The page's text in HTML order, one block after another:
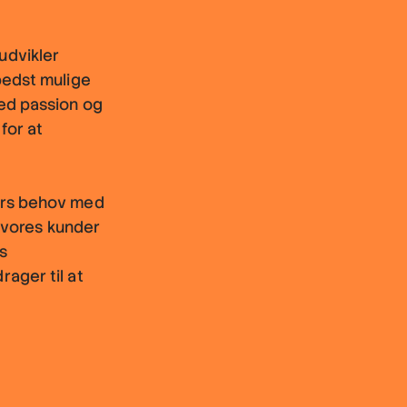
mulige
passion og
at
behov med
kunder
til at